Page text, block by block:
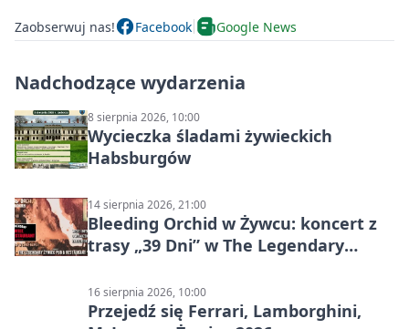
Zaobserwuj nas! Facebook Google News
Nadchodzące wydarzenia
8 sierpnia 2026, 10:00
Wycieczka śladami żywieckich
Habsburgów
14 sierpnia 2026, 21:00
Bleeding Orchid w Żywcu: koncert z
trasy „39 Dni” w The Legendary
16 sierpnia 2026, 10:00
Przejedź się Ferrari, Lamborghini,